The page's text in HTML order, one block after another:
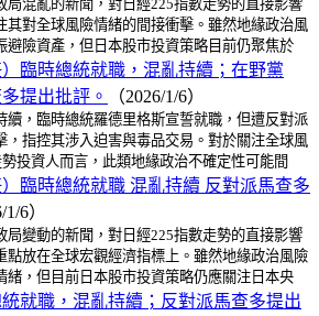
局混亂的新聞，對日經225指數走勢的直接影響
其對全球風險情緒的間接衝擊。雖然地緣政治風
避險資產，但日本股市投資策略目前仍聚焦於
臨時總統就職，混亂持續；在野黨
提出批評。
（2026/1/6）
續，臨時總統羅德里格斯宣誓就職，但遭反對派
，指控其涉入迫害與毒品交易。對於關注全球風
投資人而言，此類地緣政治不確定性可能間
臨時總統就職 混亂持續 反對派馬查多
1/6）
局變動的新聞，對日經225指數走勢的直接影響
點放在全球宏觀經濟指標上。雖然地緣政治風險
緒，但目前日本股市投資策略仍應關注日本央
就職，混亂持續；反對派馬查多提出